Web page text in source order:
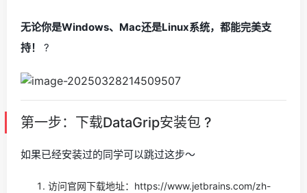
无论你是Windows、Mac还是Linux系统，都能完美支
持！
?
第一步：下载DataGrip安装包 ?
如果已经安装过的同学可以跳过这步～
访问官网下载地址：https://www.jetbrains.com/zh-